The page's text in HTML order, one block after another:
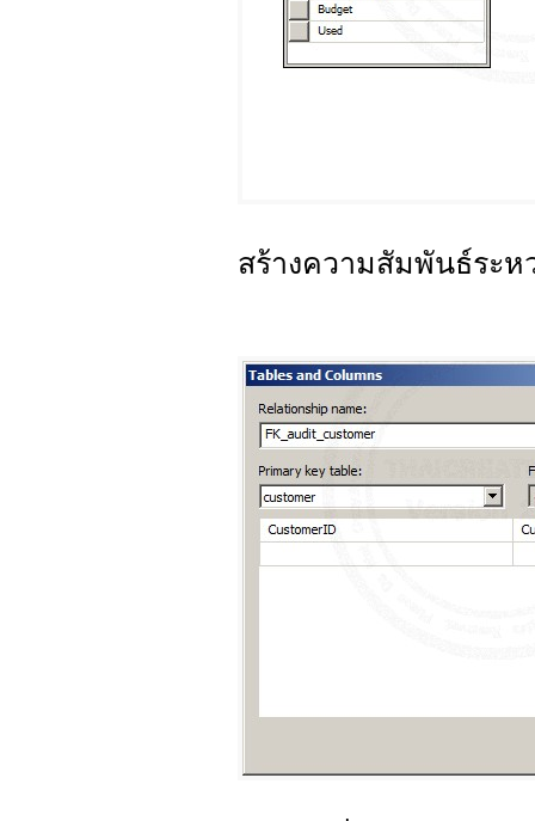
สร้างความสัมพันธ์ระห